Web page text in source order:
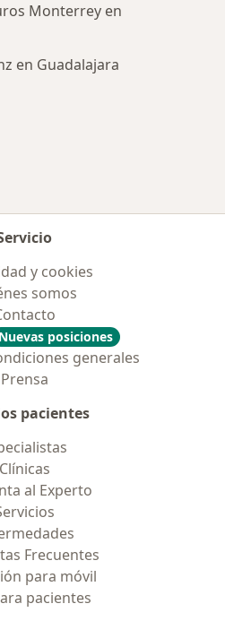
Monterrey en
en Guadalajara
y cookies
somos
Nuevas posiciones
generales
Prensa
pacientes
Clínicas
al Experto
Frecuentes
para móvil
pacientes